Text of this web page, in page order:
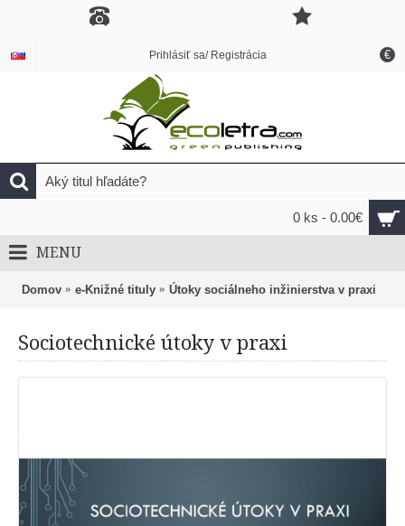
€
Prihlásiť sa/ Registrácia
0 ks - 0.00€
MENU
Domov e-Knižné tituly Útoky sociálneho inžinierstva v praxi
Sociotechnické útoky v praxi